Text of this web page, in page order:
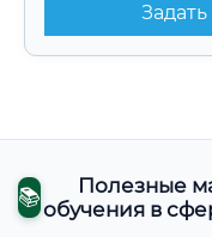
📚
Полезные
обучения в